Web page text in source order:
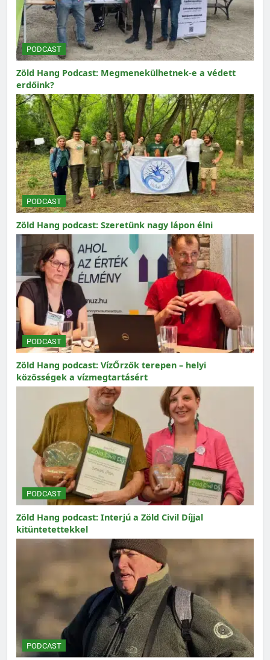
PODCAST
Zöld Hang Podcast: Megmenekülhetnek-e a védett
erdőink?
PODCAST
Zöld Hang podcast: Szeretünk nagy lápon élni
PODCAST
Zöld Hang podcast: VízŐrzők terepen – helyi
közösségek a vízmegtartásért
PODCAST
Zöld Hang podcast: Interjú a Zöld Civil Díjjal
kitüntetettekkel
PODCAST